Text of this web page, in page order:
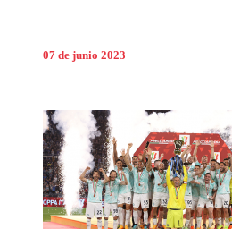
07 de junio 2023